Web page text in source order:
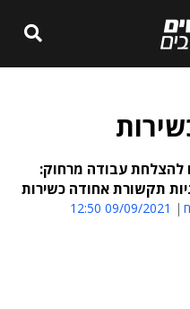
עבודה מרחוק:
תקשורת אחודה כשירות
09/09/2021 12:50